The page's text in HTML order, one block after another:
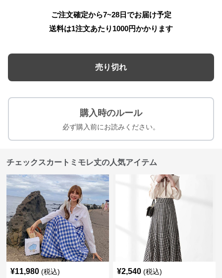
ご注文確定から7~28日でお届け予定
送料は1注文あたり 1000円かかります
売り切れ
購入時のルール
必ず購入前にお読みください。
チェックスカートミモレ丈の人気アイテム
¥11,980 (税込) ¥2,540 (税込)